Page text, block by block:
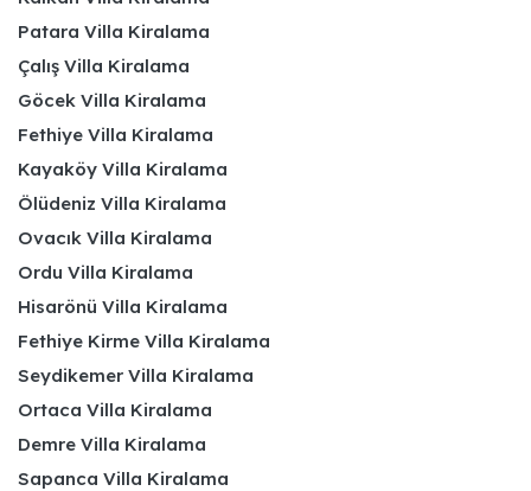
Patara Villa Kiralama
Çalış Villa Kiralama
Göcek Villa Kiralama
Fethiye Villa Kiralama
Kayaköy Villa Kiralama
Ölüdeniz Villa Kiralama
Ovacık Villa Kiralama
Ordu Villa Kiralama
Hisarönü Villa Kiralama
Fethiye Kirme Villa Kiralama
Seydikemer Villa Kiralama
Ortaca Villa Kiralama
Demre Villa Kiralama
Sapanca Villa Kiralama